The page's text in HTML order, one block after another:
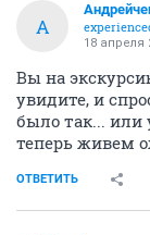
А
18 апреля
Вы на
увидите, и
было так... или
теперь живем
ОТВЕТИТЬ